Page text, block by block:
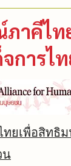
ภาคีไ
การไ
ยเพื่อสิทธิ
น